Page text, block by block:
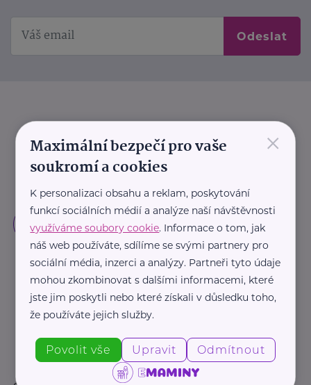
Odeslat
×
Maximální bezpečí pro vaše
soukromí a cookies
K personalizaci obsahu a reklam, poskytování
funkcí sociálních médií a analýze naší návštěvnosti
využíváme soubory cookie. Informace o tom, jak
náš web používáte, sdílíme se svými partnery pro
sociální média, inzerci a analýzy. Partneři tyto údaje
mohou zkombinovat s dalšími informacemi, které
jste jim poskytli nebo které získali v důsledku toho,
že používáte jejich služby.
Povolit vše Upravit Odmítnout